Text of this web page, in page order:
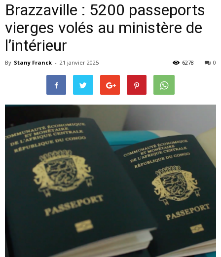
Brazzaville : 5200 passeports
vierges volés au ministère de
l’intérieur
By Stany Franck - 21 janvier 2025 0
6278